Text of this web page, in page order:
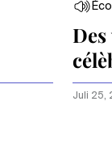
ami
Juli 25,